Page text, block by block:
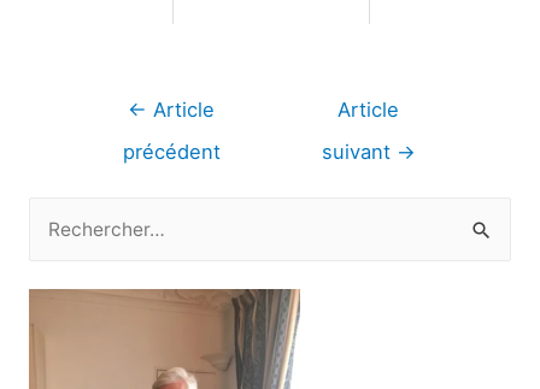
Navigation
← Article
précédent
Article
suivant →
c
h